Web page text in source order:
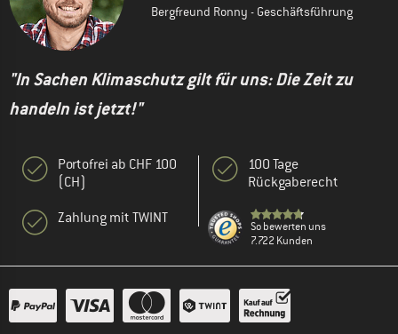
Bergfreund Ronny - Geschäftsführung
"In Sachen Klimaschutz gilt für uns: Die Zeit zu
handeln ist jetzt!"
Portofrei ab CHF 100
(CH)
Zahlung mit TWINT
100 Tage
Rückgaberecht
So bewerten uns
7.722 Kunden